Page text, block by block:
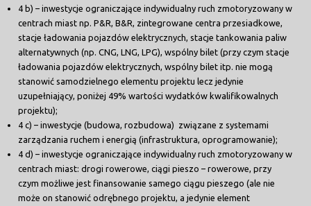
4 b) – inwestycje ograniczające indywidualny ruch zmotoryzowany w
centrach miast np. P&R, B&R, zintegrowane centra przesiadkowe,
stacje ładowania pojazdów elektrycznych, stacje tankowania paliw
alternatywnych (np. CNG, LNG, LPG), wspólny bilet (przy czym stacje
ładowania pojazdów elektrycznych, wspólny bilet itp. nie mogą
stanowić samodzielnego elementu projektu lecz jedynie
uzupełniający, poniżej 49% wartości wydatków kwalifikowalnych
projektu);
4 c) – inwestycje (budowa, rozbudowa) związane z systemami
zarządzania ruchem i energią (infrastruktura, oprogramowanie);
4 d) – inwestycje ograniczające indywidualny ruch zmotoryzowany w
centrach miast: drogi rowerowe, ciągi pieszo – rowerowe, przy
czym możliwe jest finansowanie samego ciągu pieszego (ale nie
może on stanowić odrębnego projektu, a jedynie element